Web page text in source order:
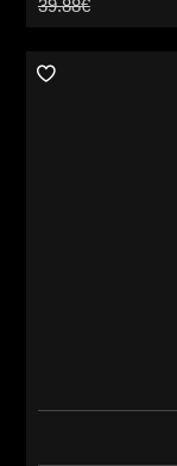
39.88€